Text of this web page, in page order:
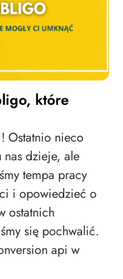
które
Ostatnio nieco
dzieje, ale
tempa pracy
i opowiedzieć o
ostatnich
się pochwalić.
api w